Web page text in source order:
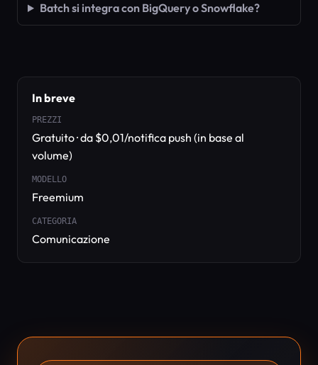
Batch si integra con BigQuery o Snowflake?
In breve
PREZZI
Gratuito · da $0,01/notifica push (in base al
volume)
MODELLO
Freemium
CATEGORIA
Comunicazione